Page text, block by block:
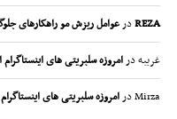
REZAدرعوامل ریزش مو راهکارهای
غریبهدرامروزه سلبریتی های
Mirzaدرامروزه سلبریتی های